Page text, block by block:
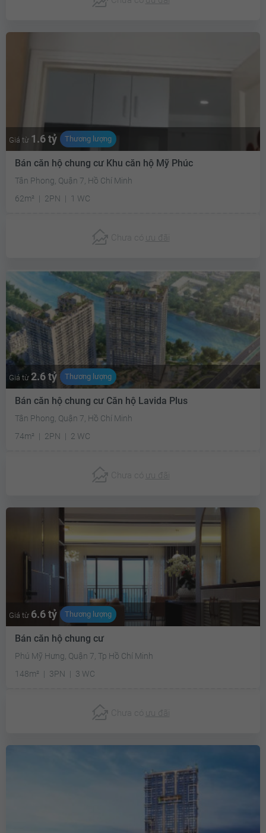
Giá từ 1.6 tỷ Thương lượng
Bán căn hộ chung cư Khu căn hộ Mỹ Phúc
Tân Phong, Quận 7, Hồ Chí Minh
62m²
2PN 1 WC
Chưa có ưu đãi
Giá từ 2.6 tỷ Thương lượng
Bán căn hộ chung cư Căn hộ Lavida Plus
Tân Phong, Quận 7, Hồ Chí Minh
74m²
2PN 2 WC
Chưa có ưu đãi
Giá từ 6.6 tỷ Thương lượng
Bán căn hộ chung cư
Phú Mỹ Hưng, Quận 7, Tp Hồ Chí Minh
148m²
3PN 3 WC
Chưa có ưu đãi